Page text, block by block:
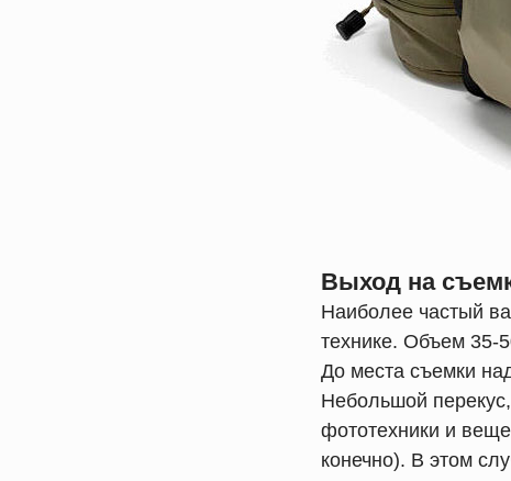
Выход на
Наиболее частый
технике. Объем 35-
До места съемки
Небольшой
фототехники и
конечно). В этом